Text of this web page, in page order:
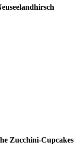
Zucchini-Cupcakes